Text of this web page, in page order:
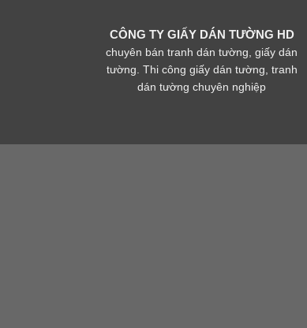
CÔNG TY GIẤY DÁN TƯỜNG HD
chuyên bán tranh dán tường, giấy dán
tường. Thi công giấy dán tường, tranh
dán tường chuyên nghiệp